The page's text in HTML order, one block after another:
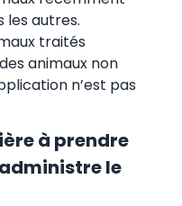
les autres.
traités
animaux non
n’est pas
à prendre
le